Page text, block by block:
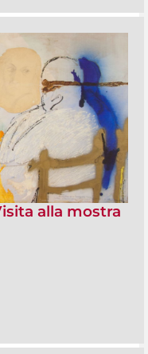
alla mostra